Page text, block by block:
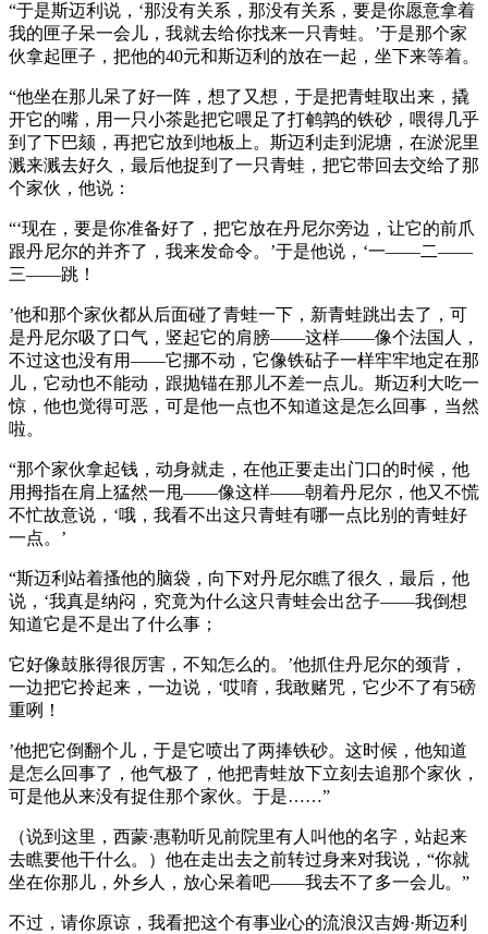
“于是斯迈利说，‘那没有关系，那没有关系，要是你愿意拿着
我的匣子呆一会儿，我就去给你找来一只青蛙。’于是那个家
伙拿起匣子，把他的40元和斯迈利的放在一起，坐下来等着。
“他坐在那儿呆了好一阵，想了又想，于是把青蛙取出来，撬
开它的嘴，用一只小茶匙把它喂足了打鹌鹑的铁砂，喂得几乎
到了下巴颏，再把它放到地板上。斯迈利走到泥塘，在淤泥里
溅来溅去好久，最后他捉到了一只青蛙，把它带回去交给了那
个家伙，他说：
“‘现在，要是你准备好了，把它放在丹尼尔旁边，让它的前爪
跟丹尼尔的并齐了，我来发命令。’于是他说，‘一——二——
三——跳！
’他和那个家伙都从后面碰了青蛙一下，新青蛙跳出去了，可
是丹尼尔吸了口气，竖起它的肩膀——这样——像个法国人，
不过这也没有用——它挪不动，它像铁砧子一样牢牢地定在那
儿，它动也不能动，跟抛锚在那儿不差一点儿。斯迈利大吃一
惊，他也觉得可恶，可是他一点也不知道这是怎么回事，当然
啦。
“那个家伙拿起钱，动身就走，在他正要走出门口的时候，他
用拇指在肩上猛然一甩——像这样——朝着丹尼尔，他又不慌
不忙故意说，‘哦，我看不出这只青蛙有哪一点比别的青蛙好
一点。’
“斯迈利站着搔他的脑袋，向下对丹尼尔瞧了很久，最后，他
说，‘我真是纳闷，究竟为什么这只青蛙会出岔子——我倒想
知道它是不是出了什么事；
它好像鼓胀得很厉害，不知怎么的。’他抓住丹尼尔的颈背，
一边把它拎起来，一边说，‘哎唷，我敢赌咒，它少不了有5磅
重咧！
’他把它倒翻个儿，于是它喷出了两捧铁砂。这时候，他知道
是怎么回事了，他气极了，他把青蛙放下立刻去追那个家伙，
可是他从来没有捉住那个家伙。于是……”
（说到这里，西蒙·惠勒听见前院里有人叫他的名字，站起来
去瞧要他干什么。）他在走出去之前转过身来对我说，“你就
坐在你那儿，外乡人，放心呆着吧——我去不了多一会儿。”
不过，请你原谅，我看把这个有事业心的流浪汉吉姆·斯迈利